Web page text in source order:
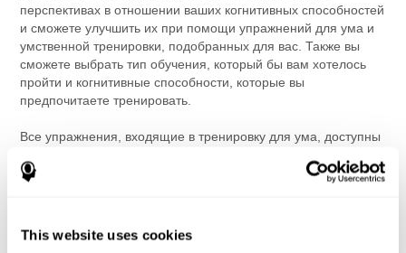
This website uses cookies
перспективах в отношении ваших когнитивных способностей
и сможете улучшить их при помощи упражнений для ума и
умственной тренировки, подобранных для вас. Также вы
сможете выбрать тип обучения, который бы вам хотелось
пройти и когнитивные способности, которые вы
предпочитаете тренировать.
Все упражнения, входящие в тренировку для ума, доступны
мозг в любой удобный для вас момент. Упражнения для
способностями уже сегодня и улучшите своё
здоровье!